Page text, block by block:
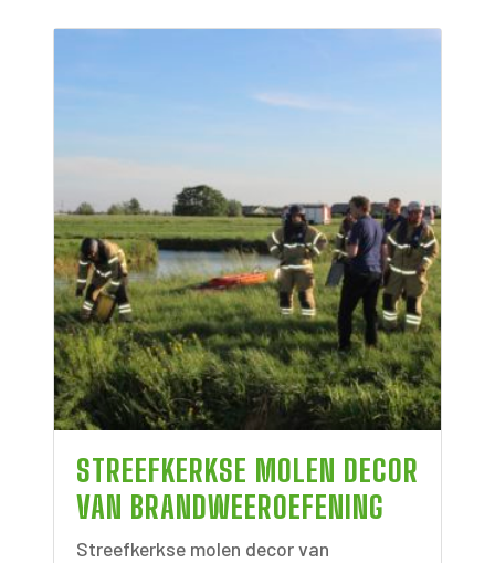
STREEFKERKSE MOLEN DECOR
VAN BRANDWEEROEFENING
Streefkerkse molen decor van